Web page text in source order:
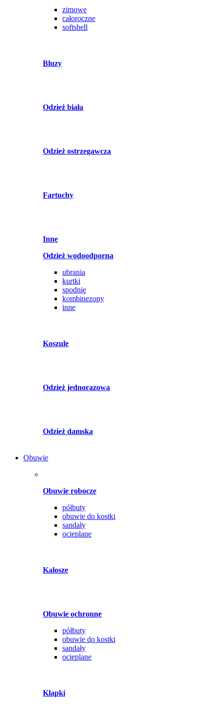
zimowe
całoroczne
softshell
Bluzy
Odzież biała
Odzież ostrzegawcza
Fartuchy
Inne
Odzież wodoodporna
ubrania
kurtki
spodnie
kombinezony
inne
Koszule
Odzież jednorazowa
Odzież damska
Obuwie
Obuwie robocze
półbuty
obuwie do kostki
sandały
ocieplane
Kalosze
Obuwie ochronne
półbuty
obuwie do kostki
sandały
ocieplane
Klapki